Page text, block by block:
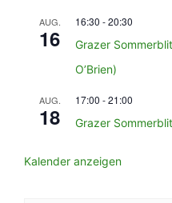
AUG.
16
16:30 -20:30
Grazer
O’Brien)
AUG.
18
17:00 -21:00
Grazer
Kalender anzeigen